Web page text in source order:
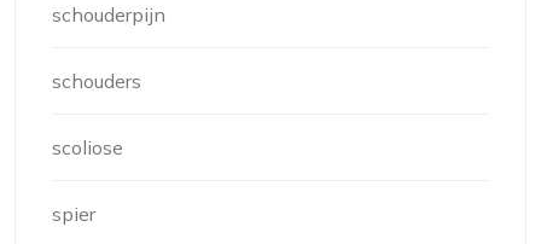
schouderpijn
schouders
scoliose
spier